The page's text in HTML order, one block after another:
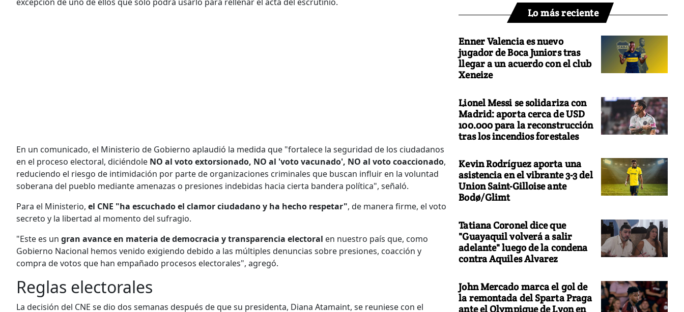
En un comunicado, el Ministerio de Gobierno aplaudió la medida que "fortalece la seguridad de los ciudadanos
en el proceso electoral, diciéndole NO al voto extorsionado, NO al 'voto vacunado', NO al voto coaccionado,
reduciendo el riesgo de intimidación por parte de organizaciones criminales que buscan influir en la voluntad
soberana del pueblo mediante amenazas o presiones indebidas hacia cierta bandera política", señaló.
Para el Ministerio, el CNE "ha escuchado el clamor ciudadano y ha hecho respetar", de manera firme, el voto
secreto y la libertad al momento del sufragio.
"Este es un gran avance en materia de democracia y transparencia electoral en nuestro país que, como
Gobierno Nacional hemos venido exigiendo debido a las múltiples denuncias sobre presiones, coacción y
compra de votos que han empañado procesos electorales", agregó.
Reglas electorales
La decisión del CNE se dio dos semanas después de que su presidenta, Diana Atamaint, se reuniese con el
Lo más reciente
Enner Valencia es nuevo
jugador de Boca Juniors tras
llegar a un acuerdo con el club
Xeneize
Lionel Messi se solidariza con
Madrid: aporta cerca de USD
100.000 para la reconstrucción
tras los incendios forestales
Kevin Rodríguez aporta una
asistencia en el vibrante 3-3 del
Union Saint-Gilloise ante
Bodø/Glimt
Tatiana Coronel dice que
"Guayaquil volverá a salir
adelante" luego de la condena
contra Aquiles Alvarez
John Mercado marca el gol de
la remontada del Sparta Praga
ante el Olympique de Lyon en